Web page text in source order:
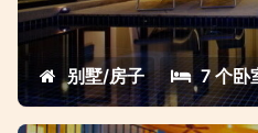
别墅/房子 7 个卧